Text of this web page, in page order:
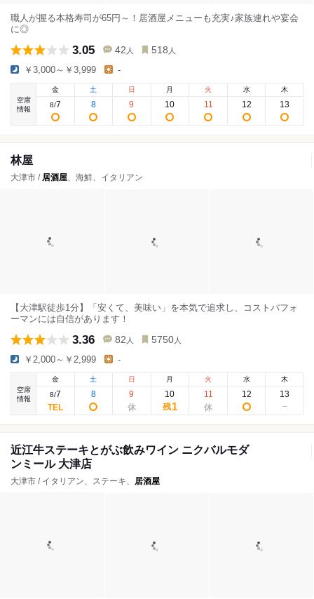
職人が握る本格寿司が65円～！居酒屋メニューも充実♪家族連れや宴会
に◎
3.05 42 人 518 人
￥3,000～￥3,999 -
空席
情報
金
8/7
土
8
日
9
月
10
火
11
水
12
木
13
林屋
大津市 / 居酒屋、海鮮、イタリアン
【大津駅徒歩1分】「安くて、美味い」を本気で追求し、コストパフォ
ーマンには自信があります！
3.36 82 人 5750 人
￥2,000～￥2,999 -
空席
情報
金
8/7
土
8
日
9
月
10
残1
火
11
水
12
木
13
近江牛ステーキとがぶ飲みワイン ニクバルモダ
ンミール 大津店
大津市 / イタリアン、ステーキ、 居酒屋